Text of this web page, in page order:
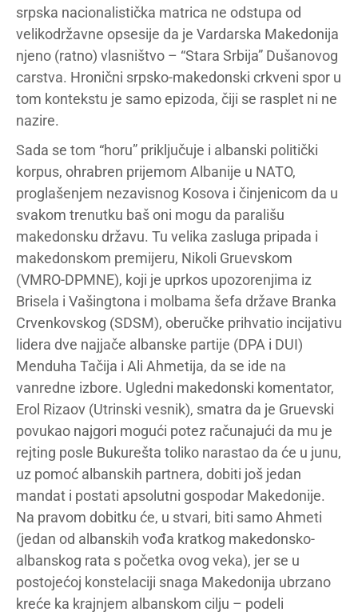
srpska nacionalistička matrica ne odstupa od
velikodržavne opsesije da je Vardarska Makedonija
njeno (ratno) vlasništvo – “Stara Srbija” Dušanovog
carstva. Hronični srpsko-makedonski crkveni spor u
tom kontekstu je samo epizoda, čiji se rasplet ni ne
nazire.
Sada se tom “horu” priključuje i albanski politički
korpus, ohrabren prijemom Albanije u NATO,
proglašenjem nezavisnog Kosova i činjenicom da u
svakom trenutku baš oni mogu da parališu
makedonsku državu. Tu velika zasluga pripada i
makedonskom premijeru, Nikoli Gruevskom
(VMRO-DPMNE), koji je uprkos upozorenjima iz
Brisela i Vašingtona i molbama šefa države Branka
Crvenkovskog (SDSM), oberučke prihvatio incijativu
lidera dve najjače albanske partije (DPA i DUI)
Menduha Tačija i Ali Ahmetija, da se ide na
vanredne izbore. Ugledni makedonski komentator,
Erol Rizaov (Utrinski vesnik), smatra da je Gruevski
povukao najgori mogući potez računajući da mu je
rejting posle Bukurešta toliko narastao da će u junu,
uz pomoć albanskih partnera, dobiti još jedan
mandat i postati apsolutni gospodar Makedonije.
Na pravom dobitku će, u stvari, biti samo Ahmeti
(jedan od albanskih vođa kratkog makedonsko-
albanskog rata s početka ovog veka), jer se u
postojećoj konstelaciji snaga Makedonija ubrzano
kreće ka krajnjem albanskom cilju – podeli